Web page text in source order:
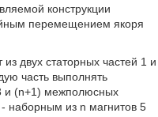
конструкции
перемещением якоря
двух статорных частей 1 и
часть выполнять
и (n+1) межполюсных
наборным из n магнитов 5